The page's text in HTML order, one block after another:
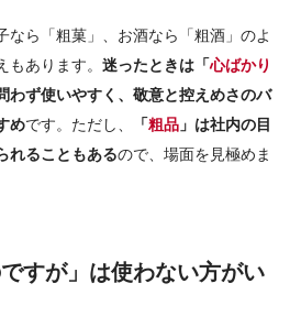
なら「粗菓」、お酒なら「粗酒」のよ
あります。 迷ったときは「心ばかり
わず使いやすく、敬意と控えめさのバ
めです。ただし、 「粗品 」は社内の目
れることもあるので、場面を見極めま
すが」は使わない方がい